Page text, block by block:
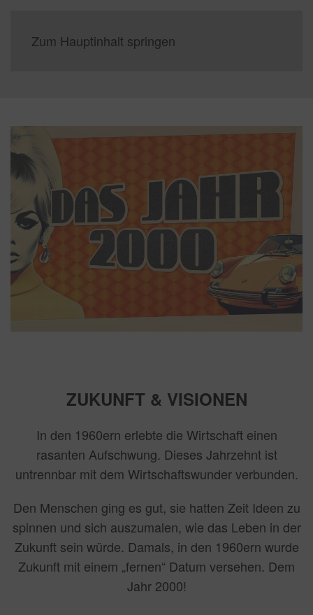
Zum Hauptinhalt springen
ZUKUNFT & VISIONEN
In den 1960ern erlebte die Wirtschaft einen
rasanten Aufschwung. Dieses Jahrzehnt ist
untrennbar mit dem Wirtschaftswunder verbunden.
Den Menschen ging es gut, sie hatten Zeit Ideen zu
spinnen und sich auszumalen, wie das Leben in der
Zukunft sein würde. Damals, in den 1960ern wurde
Zukunft mit einem „fernen“ Datum versehen. Dem
Jahr 2000!